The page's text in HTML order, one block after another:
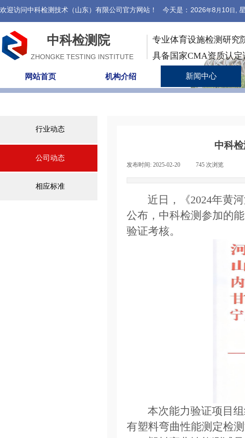
2026年8 月 10日 ,
欢迎访问中科检测技术（山东）有限公司官方网站！ 今天是：
网站首页 机构介绍 新闻中心
具备国家CMA资质认定
专业体育设施检测研究
中科检测院
ZHONGKE TESTING INSTITUTE
行业动态
公司动态
相应标准
中科
发布时间: 2025-02-20 745 次浏览
近日，《2024年黄
公布，中科检测参加的
验证考核。
本次能力验证项目
有塑料弯曲性能测定检